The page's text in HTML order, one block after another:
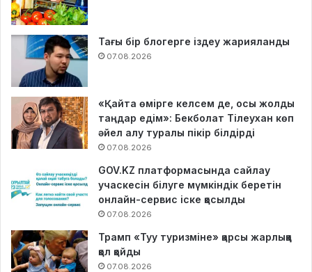
Тағы бір блогерге іздеу жарияланды
07.08.2026
«Қайта өмірге келсем де, осы жолды
таңдар едім»: Бекболат Тілеухан көп
әйел алу туралы пікір білдірді
07.08.2026
GOV.KZ платформасында сайлау
учаскесін білуге мүмкіндік беретін
онлайн-сервис іске қосылды
07.08.2026
Трамп «Туу туризміне» қарсы жарлыққа
қол қойды
07.08.2026